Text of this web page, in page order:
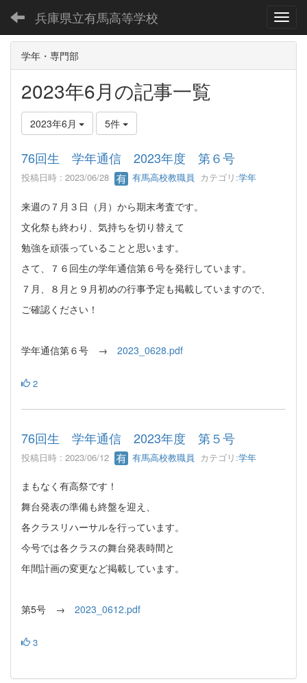
兵庫県立有馬高等学校
学年・専門部
2023年6月の記事一覧
2023年6月 5件
76回生 学年通信 2023年度 第６号
投稿日時 : 2023/06/28 有馬高校教職員 カテゴリ:学年
来週の７月３日（月）から期末考査です。
文化祭も終わり、気持ちを切り替えて
勉強を頑張っていることと思います。
さて、７６回生の学年通信第６号を発行しています。
７月、８月と９月初めの行事予定も掲載していますので、
ご確認ください！
学年通信第６号 → 2023_0628.pdf
2
76回生 学年通信 2023年度 第５号
投稿日時 : 2023/06/12 有馬高校教職員 カテゴリ:学年
まもなく有高祭です！
舞台発表の準備も終盤を迎え、
各クラスリハーサルを行っています。
今号では各クラスの舞台発表時間と
年間計画の変更など掲載しています。
第5号 → 2023_0612.pdf
3